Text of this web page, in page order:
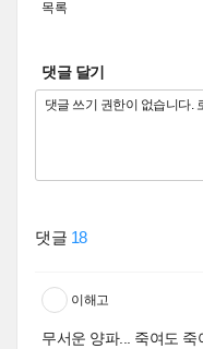
목록
댓글 달기
댓글 18
이해고
무서운 양파... 죽여도